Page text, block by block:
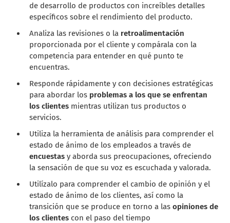
de desarrollo de productos con increíbles detalles
específicos sobre el rendimiento del producto.
Analiza las revisiones o la retroalimentación
proporcionada por el cliente y compárala con la
competencia para entender en qué punto te
encuentras.
Responde rápidamente y con decisiones estratégicas
para abordar los problemas a los que se enfrentan
los clientes mientras utilizan tus productos o
servicios.
Utiliza la herramienta de análisis para comprender el
estado de ánimo de los empleados a través de
encuestas y aborda sus preocupaciones, ofreciendo
la sensación de que su voz es escuchada y valorada.
Utilízalo para comprender el cambio de opinión y el
estado de ánimo de los clientes, así como la
transición que se produce en torno a lasopiniones de
los clientes con el paso del tiempo